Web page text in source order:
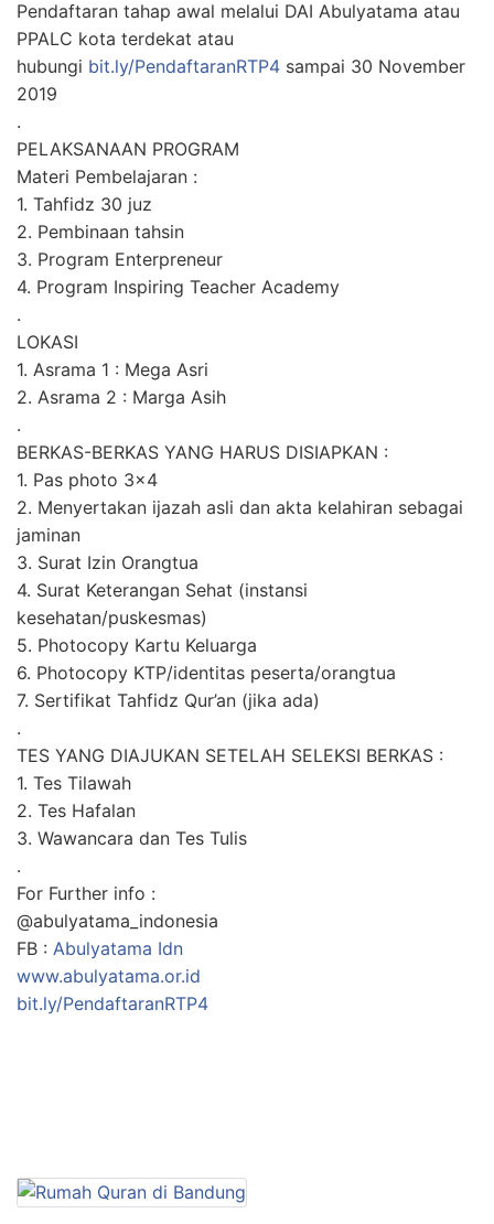
Pendaftaran tahap awal melalui DAI Abulyatama atau
PPALC kota terdekat atau
hubungi bit.ly/PendaftaranRTP4 sampai 30 November
2019
.
PELAKSANAAN PROGRAM
Materi Pembelajaran :
1. Tahfidz 30 juz
2. Pembinaan tahsin
3. Program Enterpreneur
4. Program Inspiring Teacher Academy
.
LOKASI
1. Asrama 1 : Mega Asri
2. Asrama 2 : Marga Asih
.
BERKAS-BERKAS YANG HARUS DISIAPKAN :
1. Pas photo 3×4
2. Menyertakan ijazah asli dan akta kelahiran sebagai
jaminan
3. Surat Izin Orangtua
4. Surat Keterangan Sehat (instansi
kesehatan/puskesmas)
5. Photocopy Kartu Keluarga
6. Photocopy KTP/identitas peserta/orangtua
7. Sertifikat Tahfidz Qur’an (jika ada)
.
TES YANG DIAJUKAN SETELAH SELEKSI BERKAS :
1. Tes Tilawah
2. Tes Hafalan
3. Wawancara dan Tes Tulis
.
For Further info :
@abulyatama_indonesia
FB : Abulyatama Idn
www.abulyatama.or.id
bit.ly/PendaftaranRTP4